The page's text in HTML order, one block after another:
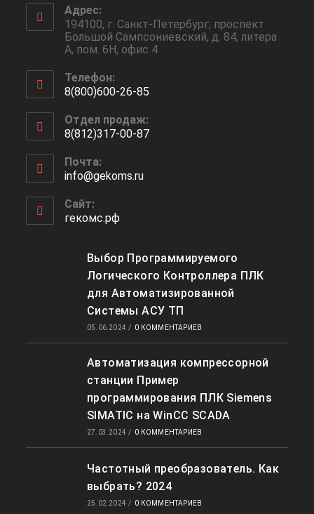
Адрес:
194100, г. Санкт-Петербург, проспект
Большой Сампсониевский, д. 84, литера
А, пом. 6Н, офис 4
Телефон:
8(800)600-26-85
в
вашем
приложении
Отдел продаж:
8(812)317-00-87
в
вашем
приложении
Почта:
info@gekoms.ruОткроется
Сайт:
гекомс.рф
Выбор Программируемого
Логического Контроллера ПЛК
для Автоматизированной
Системы АСУ ТП
05.06.2024 / 0 КОММЕНТАРИЕВ
Автоматизация компрессорной
станции Пример
программирования ПЛК Siemens
SIMATIC на WinCC SCADA
27.03.2024 / 0 КОММЕНТАРИЕВ
Частотный преобразователь. Как
выбрать? 2024
25.02.2024 / 0 КОММЕНТАРИЕВ